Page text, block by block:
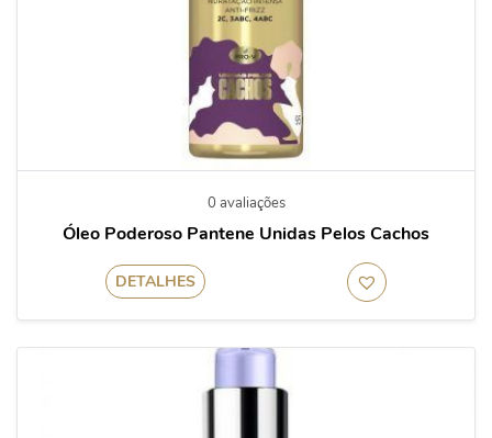
0 avaliações
Óleo Poderoso Pantene Unidas Pelos Cachos
DETALHES